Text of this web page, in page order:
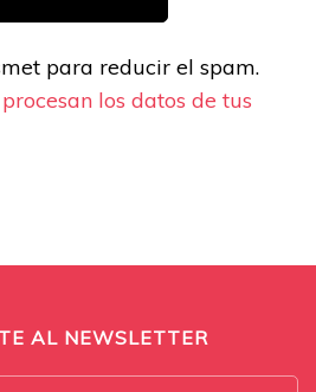
para reducir el spam.
los datos de tus
AL NEWSLETTER